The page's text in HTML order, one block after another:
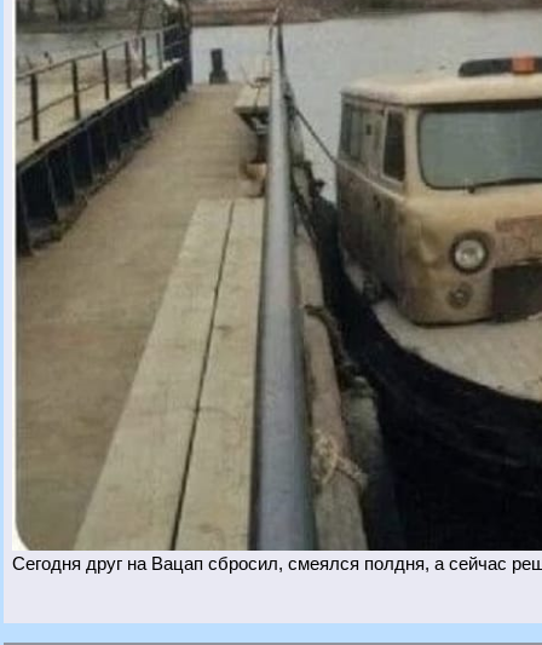
Сегодня друг на Вацап сбросил, смеялся полдня, а сейчас